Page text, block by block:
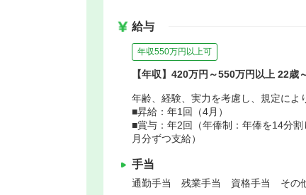
給与
年収550万円以上可
【年収】420万円～550万円以上 22歳
年齢、経験、実力を考慮し、規定によ
■昇給：年1回（4月）
■賞与：年2回（年俸制：年俸を14分
月分ずつ支給）
手当
通勤手当 残業手当 資格手当 その他